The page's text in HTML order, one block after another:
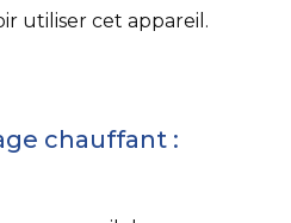
utiliser cet appareil.
chauffant :